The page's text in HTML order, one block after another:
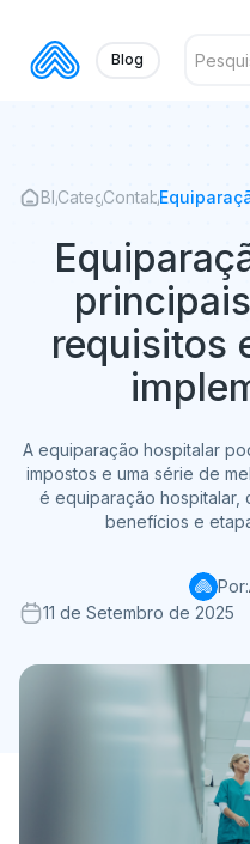
Blog
Blog
/Categorias
/Contabilidade
/
requisitos
A equiparação hospitalar
impostos e uma série de
é equiparação hospitalar,
benefícios e
Por:
11 de Setembro de 2025